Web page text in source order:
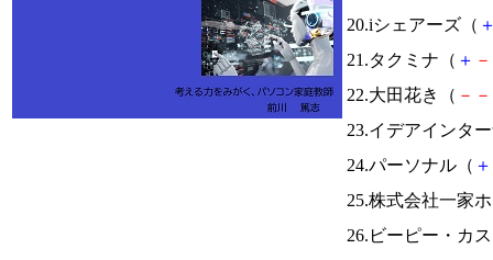
20.iシェアーズ（
21.タクミナ（ ＋ －
22.大田花き（ － －
23.イデアインタ
24.パーソナル（ ＋
25.株式会社一家
26.ビーピー・カ